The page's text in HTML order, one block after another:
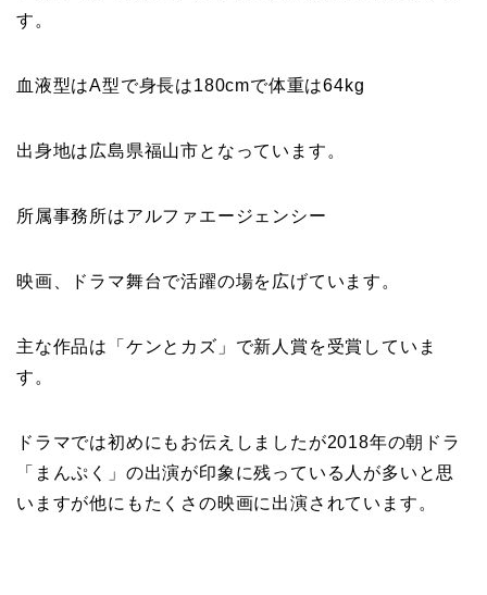
す。
血液型はA型で身長は180cmで体重は64kg
出身地は広島県福山市となっています。
所属事務所はアルファエージェンシー
映画、ドラマ舞台で活躍の場を広げています。
主な作品は「ケンとカズ」で新人賞を受賞していま
す。
ドラマでは初めにもお伝えしましたが2018年の朝ドラ
「まんぷく」の出演が印象に残っている人が多いと思
いますが他にもたくさの映画に出演されています。